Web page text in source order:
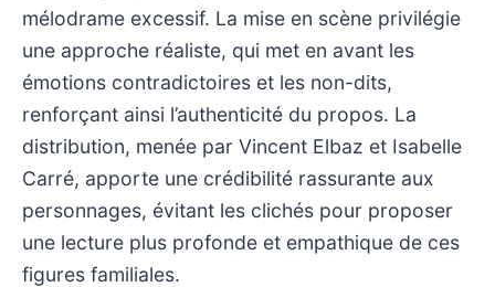
mélodrame excessif. La mise en scène privilégie
une approche réaliste, qui met en avant les
émotions contradictoires et les non-dits,
renforçant ainsi l’authenticité du propos. La
distribution, menée par Vincent Elbaz et Isabelle
Carré, apporte une crédibilité rassurante aux
personnages, évitant les clichés pour proposer
une lecture plus profonde et empathique de ces
figures familiales.